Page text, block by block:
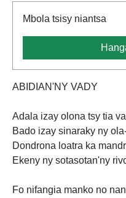
Mbola tsisy niantsa
ABIDIAN'NY VADY
Adala izay olona tsy tia
Bado izay sinaraky ny
Dondrona loatra ka
Ekeny ny sotasotan'ny
Fo nifangia manko no